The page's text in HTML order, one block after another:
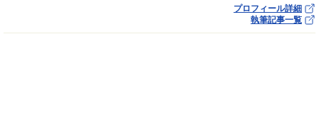
プロフィール詳細
執筆記事一覧